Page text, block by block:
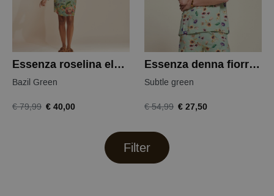
Essenza roselina elm nightdress
Bazil Green
€ 79,99 € 40,00
Essenza denna fiorre top
Subtle green
€ 54,99 € 27,50
Filter